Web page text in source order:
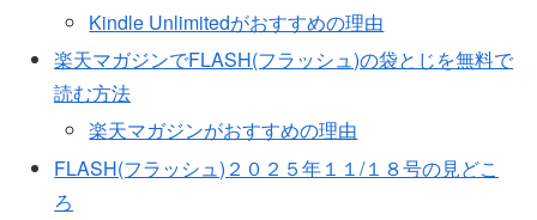
Kindle Unlimitedがおすすめの理由
楽天マガジンでFLASH(フラッシュ)の袋とじを無料で
読む方法
楽天マガジンがおすすめの理由
FLASH(フラッシュ)２０２５年１１/１８号の見どこ
ろ